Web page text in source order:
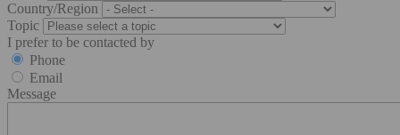
Country/Region
Topic
I prefer to be contacted by
Phone
Email
Message